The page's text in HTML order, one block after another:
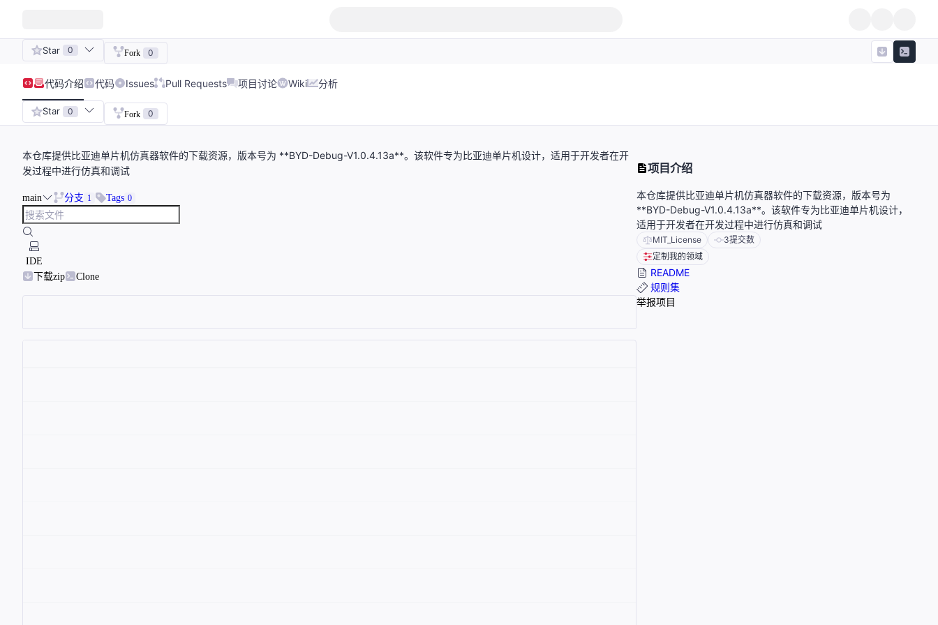
Star 0 Fork 0
代码介绍 代码 Issues Pull Requests 项目讨论 Wiki 分析
Star 0 Fork 0
本仓库提供比亚迪单片机仿真器软件的下载资源，版本号为 **BYD-Debug-V1.0.4.13a**。该软件专为比亚迪单片机设计，适用于开发者在开
发过程中进行仿真和调试
main 分支 1 Tags 0
IDE
下载zip
Clone
项目介绍
本仓库提供比亚迪单片机仿真器软件的下载资源，版本号为
**BYD-Debug-V1.0.4.13a**。该软件专为比亚迪单片机设计，
适用于开发者在开发过程中进行仿真和调试
MIT_License 3提交数
定制我的领域
README
规则集
举报项目